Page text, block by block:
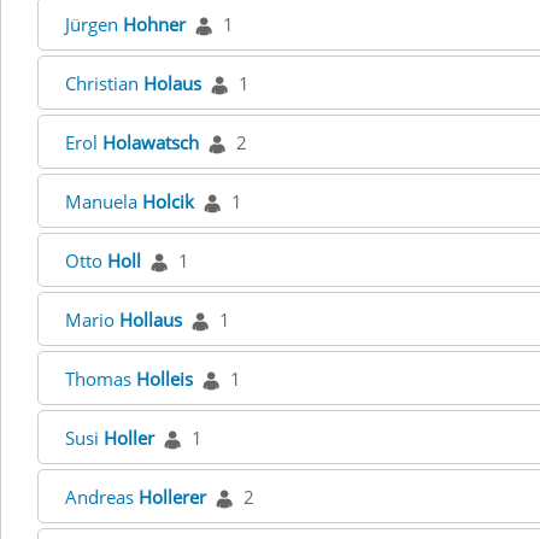
Jürgen Hohner 1
Christian Holaus 1
Erol Holawatsch 2
Manuela Holcik 1
Otto Holl 1
Mario Hollaus 1
Thomas Holleis 1
Susi Holler 1
Andreas Hollerer 2